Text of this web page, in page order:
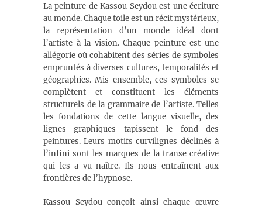
La peinture de Kassou Seydou est une écriture
au monde. Chaque toile est un récit mystérieux,
la représentation d’un monde idéal dont
l’artiste à la vision. Chaque peinture est une
allégorie où cohabitent des séries de symboles
empruntés à diverses cultures, temporalités et
géographies. Mis ensemble, ces symboles se
complètent et constituent les éléments
structurels de la grammaire de l’artiste. Telles
les fondations de cette langue visuelle, des
lignes graphiques tapissent le fond des
peintures. Leurs motifs curvilignes déclinés à
l’infini sont les marques de la transe créative
qui les a vu naître. Ils nous entraînent aux
frontières de l’hypnose.
Kassou Seydou conçoit ainsi chaque œuvre